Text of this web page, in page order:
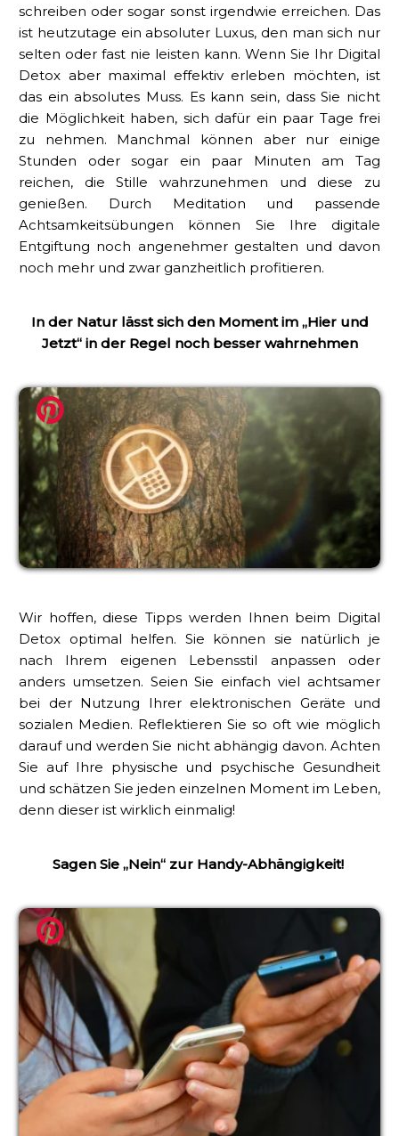
schreiben oder sogar sonst irgendwie erreichen. Das
ist heutzutage ein absoluter Luxus, den man sich nur
selten oder fast nie leisten kann. Wenn Sie Ihr Digital
Detox aber maximal effektiv erleben möchten, ist
das ein absolutes Muss. Es kann sein, dass Sie nicht
die Möglichkeit haben, sich dafür ein paar Tage frei
zu nehmen. Manchmal können aber nur einige
Stunden oder sogar ein paar Minuten am Tag
reichen, die Stille wahrzunehmen und diese zu
genießen. Durch Meditation und passende
Achtsamkeitsübungen können Sie Ihre digitale
Entgiftung noch angenehmer gestalten und davon
noch mehr und zwar ganzheitlich profitieren.
In der Natur lässt sich den Moment im „Hier und
Jetzt“ in der Regel noch besser wahrnehmen
Wir hoffen, diese Tipps werden Ihnen beim Digital
Detox optimal helfen. Sie können sie natürlich je
nach Ihrem eigenen Lebensstil anpassen oder
anders umsetzen. Seien Sie einfach viel achtsamer
bei der Nutzung Ihrer elektronischen Geräte und
sozialen Medien. Reflektieren Sie so oft wie möglich
darauf und werden Sie nicht abhängig davon. Achten
Sie auf Ihre physische und psychische Gesundheit
und schätzen Sie jeden einzelnen Moment im Leben,
denn dieser ist wirklich einmalig!
Sagen Sie „Nein“ zur Handy-Abhängigkeit!